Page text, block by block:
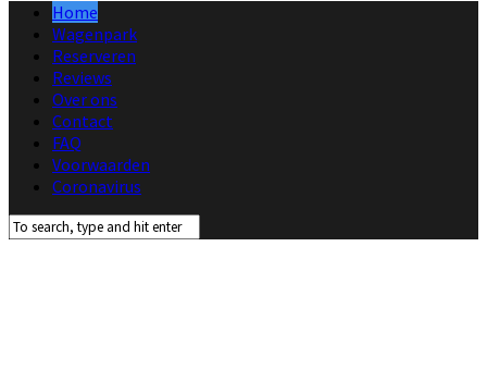
Home
Wagenpark
Reserveren
Reviews
Over ons
Contact
FAQ
Voorwaarden
Coronavirus